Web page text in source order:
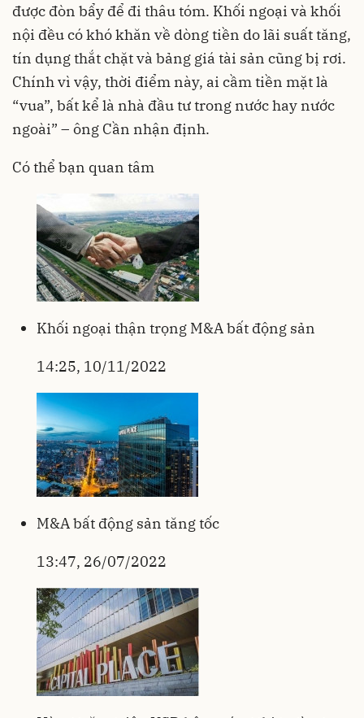
được đòn bẩy để đi thâu tóm. Khối ngoại và khối
nội đều có khó khăn về dòng tiền do lãi suất tăng,
tín dụng thắt chặt và bảng giá tài sản cũng bị rơi.
Chính vì vậy, thời điểm này, ai cầm tiền mặt là
“vua”, bất kể là nhà đầu tư trong nước hay nước
ngoài” – ông Cần nhận định.
Có thể bạn quan tâm
Khối ngoại thận trọng M&A bất động sản
14:25, 10/11/2022
M&A bất động sản tăng tốc
13:47, 26/07/2022